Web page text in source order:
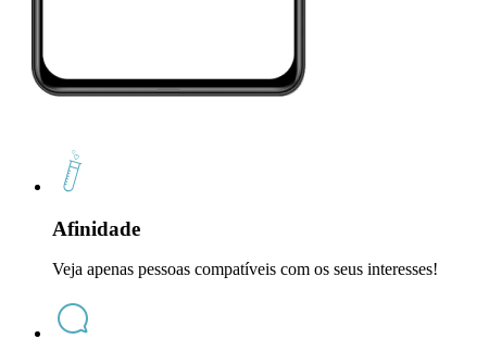
Afinidade
Veja apenas pessoas compatíveis com os seus interesses!